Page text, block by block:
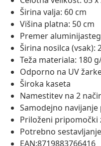
Širina valja: 60 cm
Višina platna: 50 cm
Premer
Širina nosilca (vsak):
Teža materiala: 180
Odporno na UV
Široka kaseta
Namestitev na 2
Samodejno
Priloženi pripomočki
Potrebno
EAN:8719883766416